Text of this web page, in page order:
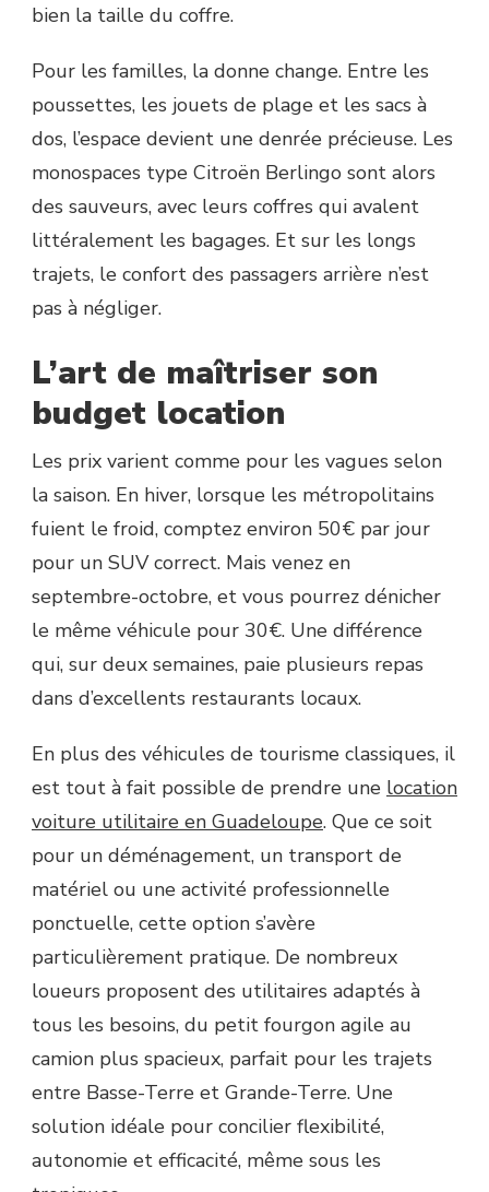
bien la taille du coffre.
Pour les familles, la donne change. Entre les
poussettes, les jouets de plage et les sacs à
dos, l’espace devient une denrée précieuse. Les
monospaces type Citroën Berlingo sont alors
des sauveurs, avec leurs coffres qui avalent
littéralement les bagages. Et sur les longs
trajets, le confort des passagers arrière n’est
pas à négliger.
L’art de maîtriser son
budget location
Les prix varient comme pour les vagues selon
la saison. En hiver, lorsque les métropolitains
fuient le froid, comptez environ 50€ par jour
pour un SUV correct. Mais venez en
septembre-octobre, et vous pourrez dénicher
le même véhicule pour 30€. Une différence
qui, sur deux semaines, paie plusieurs repas
dans d’excellents restaurants locaux.
En plus des véhicules de tourisme classiques, il
est tout à fait possible de prendre une location
voiture utilitaire en Guadeloupe. Que ce soit
pour un déménagement, un transport de
matériel ou une activité professionnelle
ponctuelle, cette option s’avère
particulièrement pratique. De nombreux
loueurs proposent des utilitaires adaptés à
tous les besoins, du petit fourgon agile au
camion plus spacieux, parfait pour les trajets
entre Basse-Terre et Grande-Terre. Une
solution idéale pour concilier flexibilité,
autonomie et efficacité, même sous les